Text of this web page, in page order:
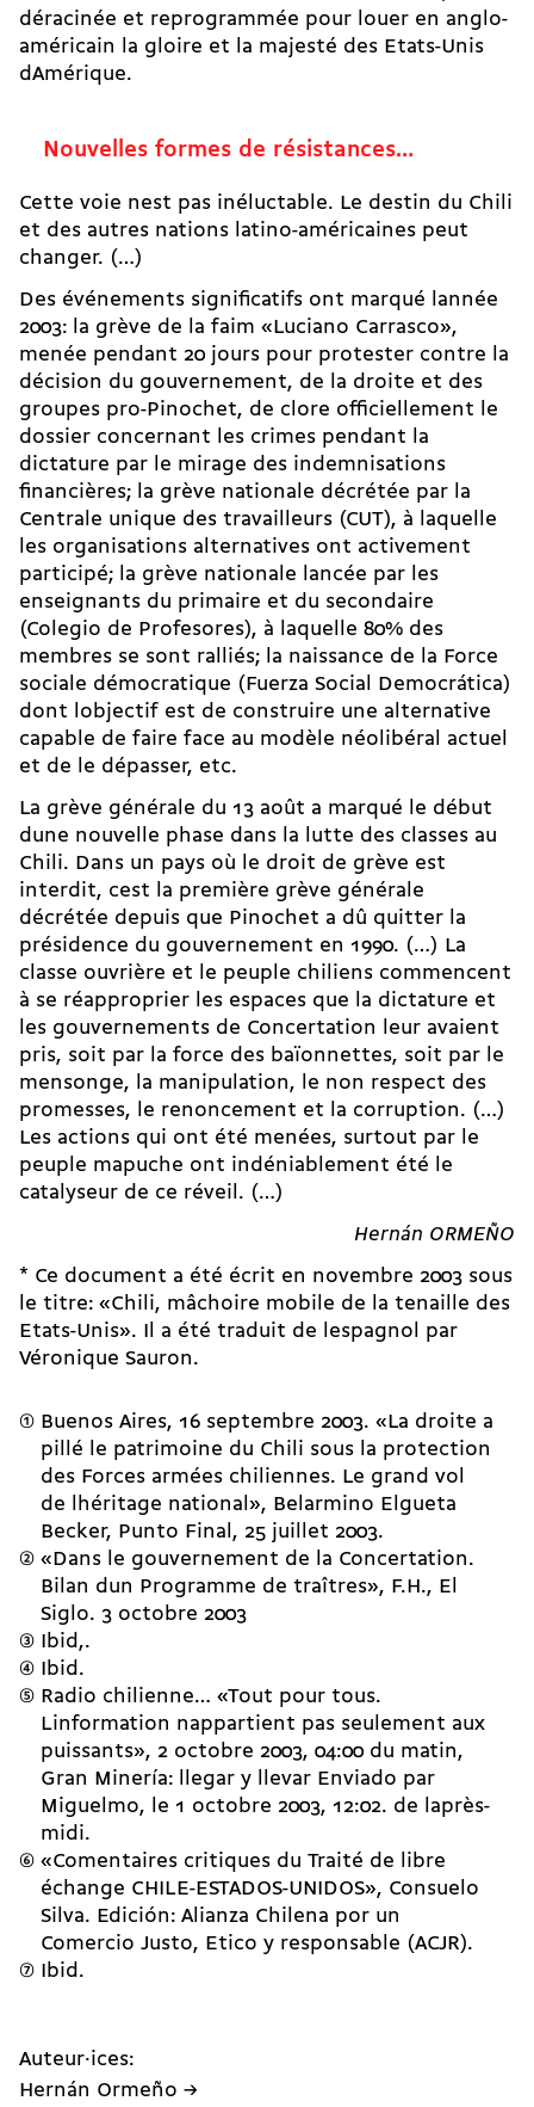
déracinée et reprogrammée pour louer en anglo-
américain la gloire et la majesté des Etats-Unis
dAmérique.
Nouvelles formes de résistances…
Cette voie nest pas inéluctable. Le destin du Chili
et des autres nations latino-américaines peut
changer. (…)
Des événements significatifs ont marqué lannée
2003: la grève de la faim «Luciano Carrasco»,
menée pendant 20 jours pour protester contre la
décision du gouvernement, de la droite et des
groupes pro-Pinochet, de clore officiellement le
dossier concernant les crimes pendant la
dictature par le mirage des indemnisations
financières; la grève nationale décrétée par la
Centrale unique des travailleurs (CUT), à laquelle
les organisations alternatives ont activement
participé; la grève nationale lancée par les
enseignants du primaire et du secondaire
(Colegio de Profesores), à laquelle 80% des
membres se sont ralliés; la naissance de la Force
sociale démocratique (Fuerza Social Democrática)
dont lobjectif est de construire une alternative
capable de faire face au modèle néolibéral actuel
et de le dépasser, etc.
La grève générale du 13 août a marqué le début
dune nouvelle phase dans la lutte des classes au
Chili. Dans un pays où le droit de grève est
interdit, cest la première grève générale
décrétée depuis que Pinochet a dû quitter la
présidence du gouvernement en 1990. (…) La
classe ouvrière et le peuple chiliens commencent
à se réapproprier les espaces que la dictature et
les gouvernements de Concertation leur avaient
pris, soit par la force des baïonnettes, soit par le
mensonge, la manipulation, le non respect des
promesses, le renoncement et la corruption. (…)
Les actions qui ont été menées, surtout par le
peuple mapuche ont indéniablement été le
catalyseur de ce réveil. (…)
Hernán ORMEÑO
* Ce document a été écrit en novembre 2003 sous
le titre: «Chili, mâchoire mobile de la tenaille des
Etats-Unis». Il a été traduit de lespagnol par
Véronique Sauron.
Buenos Aires, 16 septembre 2003. «La droite a
pillé le patrimoine du Chili sous la protection
des Forces armées chiliennes. Le grand vol
de lhéritage national», Belarmino Elgueta
Becker, Punto Final, 25 juillet 2003.
«Dans le gouvernement de la Concertation.
Bilan dun Programme de traîtres», F.H., El
Siglo. 3 octobre 2003
Ibid,.
Ibid.
Radio chilienne… «Tout pour tous.
Linformation nappartient pas seulement aux
puissants», 2 octobre 2003, 04:00 du matin,
Gran Minería: llegar y llevar Enviado par
Miguelmo, le 1 octobre 2003, 12:02. de laprès-
midi.
«Comentaires critiques du Traité de libre
échange CHILE-ESTADOS-UNIDOS», Consuelo
Silva. Edición: Alianza Chilena por un
Comercio Justo, Etico y responsable (ACJR).
Ibid.
Auteur·ices:
Hernán Ormeño →